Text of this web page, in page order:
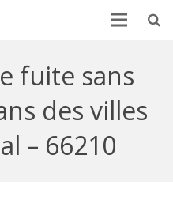
fuite sans
des villes
– 66210